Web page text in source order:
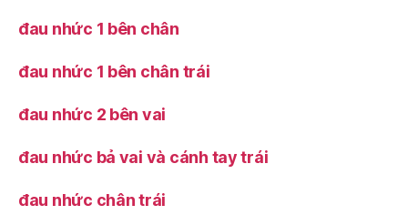
đau nhức 1 bên chân
đau nhức 1 bên chân trái
đau nhức 2 bên vai
đau nhức bả vai và cánh tay trái
đau nhức chân trái